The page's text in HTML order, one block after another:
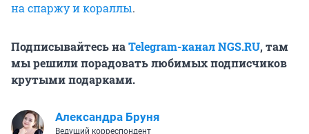
на спаржу и кораллы.
Подписывайтесь наTelegram-канал NGS.RU, там
мы решили порадовать любимых подписчиков
крутыми подарками.
Александра Бруня
Ведущий корреспондент